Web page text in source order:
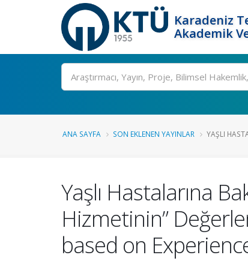
Karadeniz
Akademik
Ara
ANA SAYFA SON EKLENEN YAYINLAR YAŞLI
Yaşlı Hastalarına
Hizmetinin”
based on